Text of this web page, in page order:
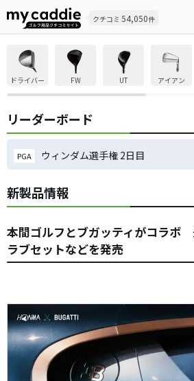
クチコミ 54,050件
ドライバー FW UT アイアン
リーダーボード
PGA ウィンダム選手権 2日目
新製品情報
本間ゴルフとブガッティがコラボ
ラブセットなどを発売